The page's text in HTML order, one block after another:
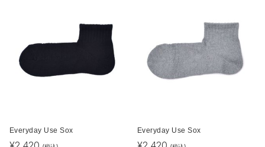
Everyday Use Sox Everyday Use Sox